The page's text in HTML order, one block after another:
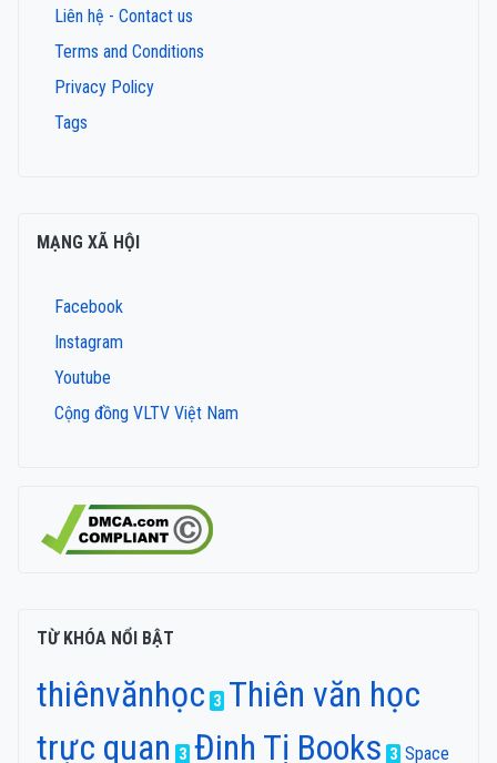
Liên hệ - Contact us
Terms and Conditions
Privacy Policy
Tags
MẠNG XÃ HỘI
Facebook
Instagram
Youtube
Cộng đồng VLTV Việt Nam
TỪ KHÓA NỔI BẬT
thiênvănhọc 3 Thiên văn học
trực quan
3 Đinh Tị Books 3 Space